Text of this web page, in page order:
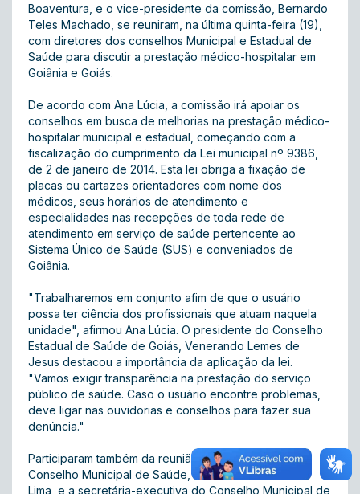
Boaventura, e o vice-presidente da comissão, Bernardo
Teles Machado, se reuniram, na última quinta-feira (19),
com diretores dos conselhos Municipal e Estadual de
Saúde para discutir a prestação médico-hospitalar em
Goiânia e Goiás.
De acordo com Ana Lúcia, a comissão irá apoiar os
conselhos em busca de melhorias na prestação médico-
hospitalar municipal e estadual, começando com a
fiscalização do cumprimento da Lei municipal nº 9386,
de 2 de janeiro de 2014. Esta lei obriga a fixação de
placas ou cartazes orientadores com nome dos
médicos, seus horários de atendimento e
especialidades nas recepções de toda rede de
atendimento em serviço de saúde pertencente ao
Sistema Único de Saúde (SUS) e conveniados de
Goiânia.
"Trabalharemos em conjunto afim de que o usuário
possa ter ciência dos profissionais que atuam naquela
unidade", afirmou Ana Lúcia. O presidente do Conselho
Estadual de Saúde de Goiás, Venerando Lemes de
Jesus destacou a importância da aplicação da lei.
"Vamos exigir transparência na prestação do serviço
público de saúde. Caso o usuário encontre problemas,
deve ligar nas ouvidorias e conselhos para fazer sua
denúncia."
Participaram também da reunião o presidente do
Conselho Municipal de Saúde, Edivaldo Bernardo de
Lima, e a secretária-executiva do Conselho Municipal de